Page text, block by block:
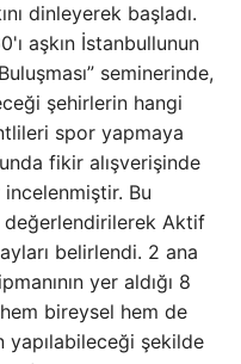
dinleyerek başladı.
aşkın İstanbullunun
seminerinde,
şehirlerin hangi
spor yapmaya
fikir alışverişinde
Bu
değerlendirilerek Aktif
belirlendi. 2 ana
yer aldığı 8
bireysel hem de
şekilde